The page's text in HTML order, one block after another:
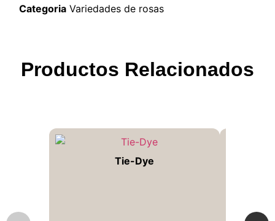
Categoria Variedades de rosas
Productos Relacionados
Tie-Dye